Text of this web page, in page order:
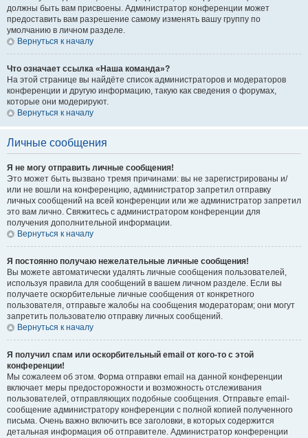
должны быть вам присвоены. Администратор конференции может
предоставить вам разрешение самому изменять вашу группу по
умолчанию в личном разделе.
Вернуться к началу
Что означает ссылка «Наша команда»?
На этой странице вы найдёте список администраторов и модераторов
конференции и другую информацию, такую как сведения о форумах,
которые они модерируют.
Вернуться к началу
Личные сообщения
Я не могу отправить личные сообщения!
Это может быть вызвано тремя причинами: вы не зарегистрированы и/
или не вошли на конференцию, администратор запретил отправку
личных сообщений на всей конференции или же администратор запретил
это вам лично. Свяжитесь с администратором конференции для
получения дополнительной информации.
Вернуться к началу
Я постоянно получаю нежелательные личные сообщения!
Вы можете автоматически удалять личные сообщения пользователей,
используя правила для сообщений в вашем личном разделе. Если вы
получаете оскорбительные личные сообщения от конкретного
пользователя, отправьте жалобы на сообщения модераторам; они могут
запретить пользователю отправку личных сообщений.
Вернуться к началу
Я получил спам или оскорбительный email от кого-то с этой
конференции!
Мы сожалеем об этом. Форма отправки email на данной конференции
включает меры предосторожности и возможность отслеживания
пользователей, отправляющих подобные сообщения. Отправьте email-
сообщение администратору конференции с полной копией полученного
письма. Очень важно включить все заголовки, в которых содержится
детальная информация об отправителе. Администратор конференции